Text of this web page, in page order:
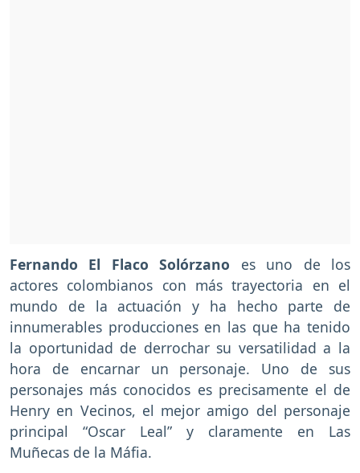
Fernando El Flaco Solórzano es uno de los
actores colombianos con más trayectoria en el
mundo de la actuación y ha hecho parte de
innumerables producciones en las que ha tenido
la oportunidad de derrochar su versatilidad a la
hora de encarnar un personaje. Uno de sus
personajes más conocidos es precisamente el de
Henry en Vecinos, el mejor amigo del personaje
principal “Oscar Leal” y claramente en Las
Muñecas de la Máfia.